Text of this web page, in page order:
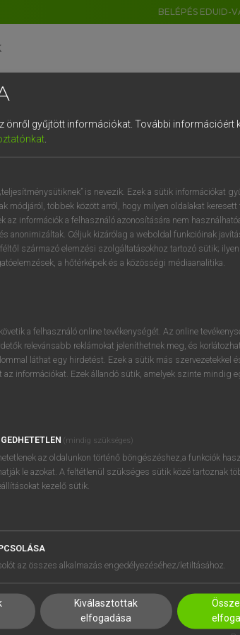
BELÉPÉS EDUID-
szótár
(vmt)
ige (Present Participle)
SÚGÓ
RÓLUNK
SÜTI BEÁLLÍTÁSOK
önről gyűjtött információkat. További információért
.
is nevezik. Ezek a sütik információkat
módjáról, többek között arról, hogy milyen oldalakat keresett
az információk a felhasználó azonosítására nem
anonimizáltak. Céljuk kizárólag a weboldal funkcióinak
származó elemzési szolgáltatásokhoz tartozó sütik;
a hőtérképek és a közösségi médiaanalitika.
a felhasználó online tevékenységét. Az online
relevánsabb reklámokat jeleníthetnek meg, és
láthat egy hirdetést. Ezek a sütik más szervezetekkel
az információkat. Ezek állandó sütik, amelyek szinte mindig
(mindig szükséges)
az oldalunkon történő böngészéshez,a funkciók
le azokat. A feltétlenül szükséges sütik közé tartoznak
kezelő sütik.
az összes alkalmazás engedélyezéséhez/letiltásához.
Kiválasztottak
elfogadása
IT NL
3 4 5 6 7 8 9
e r t z u i
d f g h j k l é
x c v b n m , .